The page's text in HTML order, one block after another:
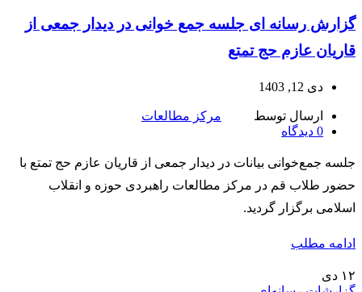
گزارش رسانه ای جلسه جمع خوانی در دیدار جمعی از
قاریان عازم حج تمتع
دی 12, 1403
ارسال توسط
مرکز مطالعات
0 دیدگاه
جلسه جمع‌خوانی بیانات در دیدار جمعی از قاریان عازم حج تمتع با
حضور طلاب قم در مرکز مطالعات راهبردی حوزه و انقلاب
اسلامی برگزار گردید.
ادامه مطلب
۱۲ دی